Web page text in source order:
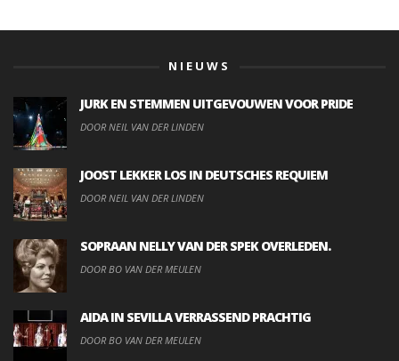
NIEUWS
JURK EN STEMMEN UITGEVOUWEN VOOR PRIDE
DOOR NEIL VAN DER LINDEN
JOOST LEKKER LOS IN DEUTSCHES REQUIEM
DOOR NEIL VAN DER LINDEN
SOPRAAN NELLY VAN DER SPEK OVERLEDEN.
DOOR BO VAN DER MEULEN
AIDA IN SEVILLA VERRASSEND PRACHTIG
DOOR BO VAN DER MEULEN